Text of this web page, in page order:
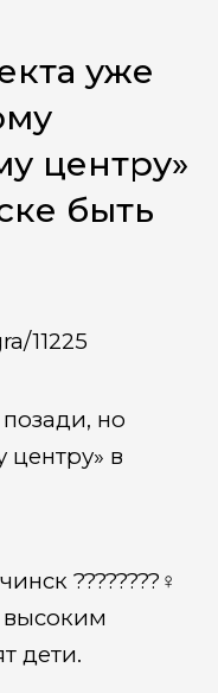
уже
центру»
быть
11225
но
в
????????‍♀️
дети.